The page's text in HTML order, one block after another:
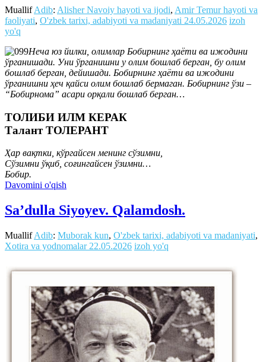
MuallifAdib: Alisher Navoiy hayoti va ijodi, Amir Temur hayoti va
faoliyati, O'zbek tarixi, adabiyoti va madaniyati 24.05.2026 izoh
yo'q
Неча юз йилки, олимлар Бобирнинг ҳаёти ва ижодини
ўрганишади. Уни ўрганишни у олим бошлаб берган, бу олим
бошлаб берган, дейишади. Бобирнинг ҳаёти ва ижодини
ўрганишни ҳеч қайси олим бошлаб бермаган. Бобирнинг ўзи –
“Бобирнома” асари орқали бошлаб берган…
ТОЛИБИ ИЛМ КЕРАК
Талант ТОЛЕРАНТ
Ҳар вақтки, кўргайсен менинг сўзимни,
Сўзимни ўқиб, соғингайсен ўзимни…
Бобир.
Davomini o'qish
Sa’dulla Siyoyev. Qalamdosh.
MuallifAdib: Muborak kun, O'zbek tarixi, adabiyoti va madaniyati,
Xotira va yodnomalar 22.05.2026 izoh yo'q